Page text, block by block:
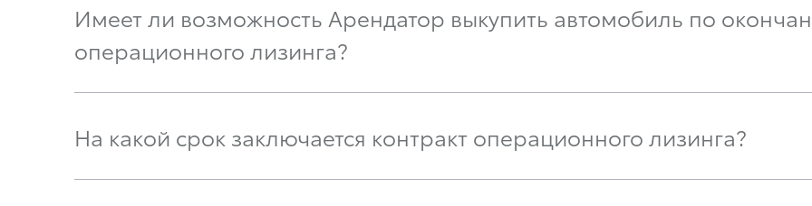
Имеет ли возможность Арендатор выкупить автомобиль по
операционного лизинга?
На какой срок заключается контракт операционного лизинга?